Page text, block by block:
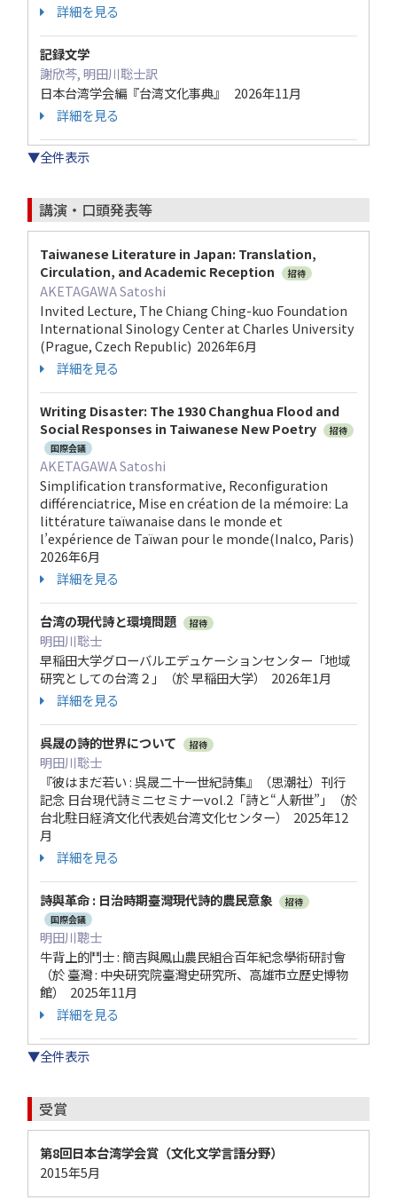
詳細を見る
記録文学
謝欣芩, 明田川聡士訳
日本台湾学会編『台湾文化事典』 2026年11月
詳細を見る
▼全件表示
講演・口頭発表等
Taiwanese Literature in Japan: Translation,
Circulation, and Academic Reception
招待
AKETAGAWA Satoshi
Invited Lecture, The Chiang Ching-kuo Foundation
International Sinology Center at Charles University
(Prague, Czech Republic) 2026年6月
詳細を見る
Writing Disaster: The 1930 Changhua Flood and
Social Responses in Taiwanese New Poetry
招待
国際会議
AKETAGAWA Satoshi
Simplification transformative, Reconfiguration
différenciatrice, Mise en création de la mémoire: La
littérature taïwanaise dans le monde et
l’expérience de Taïwan pour le monde(Inalco, Paris)
2026年6月
詳細を見る
台湾の現代詩と環境問題 招待
明田川聡士
早稲田大学グローバルエデュケーションセンター「地域
研究としての台湾２」（於 早稲田大学） 2026年1月
詳細を見る
呉晟の詩的世界について 招待
明田川聡士
『彼はまだ若い : 呉晟二十一世紀詩集』（思潮社）刊行
記念 日台現代詩ミニセミナーvol.2「詩と“人新世”」（於
台北駐日経済文化代表処台湾文化センター） 2025年12
月
詳細を見る
詩與革命 : 日治時期臺灣現代詩的農民意象
招待
国際会議
明田川聰士
牛背上的鬥士 : 簡吉與鳳山農民組合百年紀念學術研討會
（於 臺灣 : 中央研究院臺灣史研究所、高雄市立歷史博物
館） 2025年11月
詳細を見る
▼全件表示
受賞
第8回日本台湾学会賞（文化文学言語分野）
2015年5月